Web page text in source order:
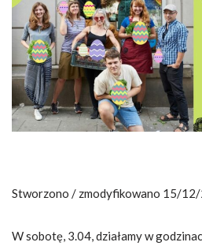
Stworzono / zmodyfikowano 15/
W sobotę, 3.04, działamy w